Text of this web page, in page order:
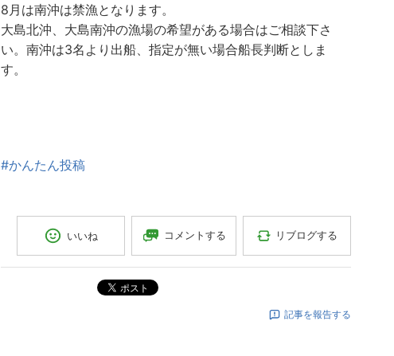
8月は南沖は禁漁となります。
大島北沖、大島南沖の漁場の希望がある場合はご相談下さ
い。南沖は3名より出船、指定が無い場合船長判断としま
す。
#かんたん投稿
いいね コメントする リブログする
ポスト
記事を報告する